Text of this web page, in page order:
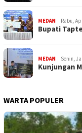
MEDAN Rabu,
Bupati
MEDAN Senin,
Kunjungan
WARTA POPULER